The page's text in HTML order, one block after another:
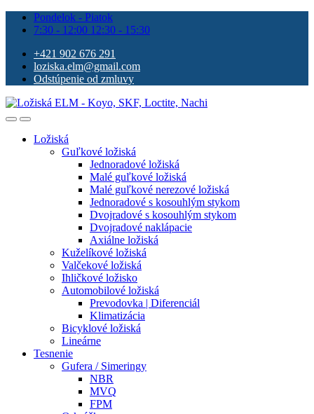
Pondelok - Piatok
7:30 - 12:00 12:30 - 15:30
+421 902 676 291
loziska.elm@gmail.com
Odstúpenie od zmluvy
Ložiská
Guľkové ložiská
Jednoradové ložiská
Malé guľkové ložiská
Malé guľkové nerezové ložiská
Jednoradové s kosouhlým stykom
Dvojradové s kosouhlým stykom
Dvojradové naklápacie
Axiálne ložiská
Kuželíkové ložiská
Valčekové ložiská
Ihličkové ložisko
Automobilové ložiská
Prevodovka | Diferenciál
Klimatizácia
Bicyklové ložiská
Lineárne
Tesnenie
Gufera / Simeringy
NBR
MVQ
FPM